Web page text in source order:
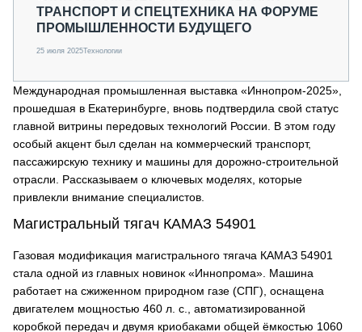
ТРАНСПОРТ И СПЕЦТЕХНИКА НА ФОРУМЕ
ПРОМЫШЛЕННОСТИ БУДУЩЕГО
25 июля 2025Технологии
Международная промышленная выставка «Иннопром-2025»,
прошедшая в Екатеринбурге, вновь подтвердила свой статус
главной витрины передовых технологий России. В этом году
особый акцент был сделан на коммерческий транспорт,
пассажирскую технику и машины для дорожно-строительной
отрасли. Рассказываем о ключевых моделях, которые
привлекли внимание специалистов.
Магистральный тягач КАМАЗ 54901
Газовая модификация магистрального тягача КАМАЗ 54901
стала одной из главных новинок «Иннопрома». Машина
работает на сжиженном природном газе (СПГ), оснащена
двигателем мощностью 460 л. с., автоматизированной
коробкой передач и двумя криобаками общей ёмкостью 1060